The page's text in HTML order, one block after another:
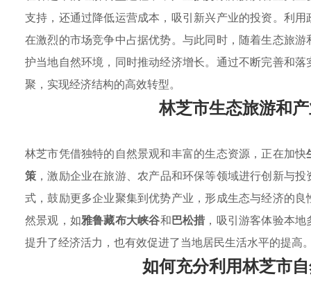
支持，还通过降低运营成本，吸引新兴产业的投资。利用
在激烈的市场竞争中占据优势。与此同时，随着生态旅
护当地自然环境，同时推动经济增长。通过不断完善和
聚，实现经济结构的高效转型。
林芝市生态旅游和
林芝市凭借独特的自然景观和丰富的生态资源，正在加快
策 ，激励企业在旅游、农产品和环保等领域进行创新与
式，鼓励更多企业聚集到优势产业，形成生态与经济的
然景观，如雅鲁藏布大峡谷和巴松措 ，吸引游客体验本
提升了经济活力，也有效促进了当地居民生活水平的提高
如何充分利用林芝市